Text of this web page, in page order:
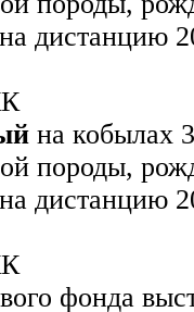
дистанцию
на кобылах
породы,
дистанцию
фонда